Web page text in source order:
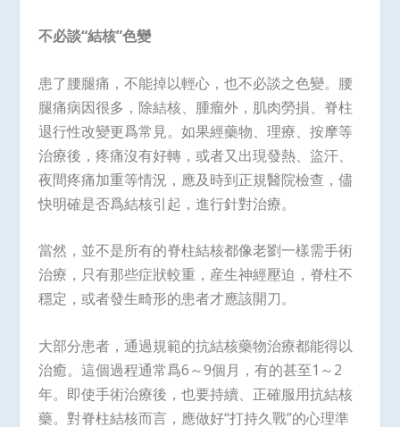
不必談“結核”色變
患了腰腿痛，不能掉以輕心，也不必談之色變。腰
腿痛病因很多，除結核、腫瘤外，肌肉勞損、脊柱
退行性改變更爲常見。如果經藥物、理療、按摩等
治療後，疼痛沒有好轉，或者又出現發熱、盜汗、
夜間疼痛加重等情況，應及時到正規醫院檢查，儘
快明確是否爲結核引起，進行針對治療。
當然，並不是所有的脊柱結核都像老劉一樣需手術
治療，只有那些症狀較重，産生神經壓迫，脊柱不
穩定，或者發生畸形的患者才應該開刀。
大部分患者，通過規範的抗結核藥物治療都能得以
治癒。這個過程通常爲6～9個月，有的甚至1～2
年。即使手術治療後，也要持續、正確服用抗結核
藥。對脊柱結核而言，應做好“打持久戰”的心理準